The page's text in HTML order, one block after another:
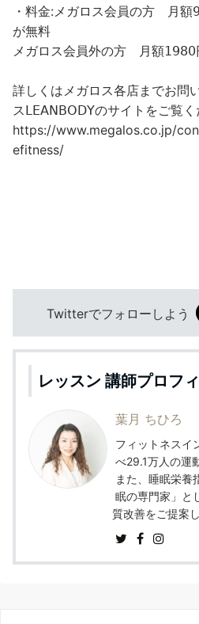
・料金:メガロス会員の方 月
が無料
メガロス会員外の方 月額𝟣𝟫𝟪𝟢
詳しくはメガロス各店までお問
ス𝖫𝖤𝖠𝖭𝖡𝖮𝖣𝖸のサイトをご覧く
https://www.megalos.co.jp/
efitness/
Twitterでフォローしよう
レッスン 講師プロフ
葉月 ちひろ
フィットネスイ
べ29.1万人の運
また、睡眠栄養
眠の専門家」と
質改善をご提案